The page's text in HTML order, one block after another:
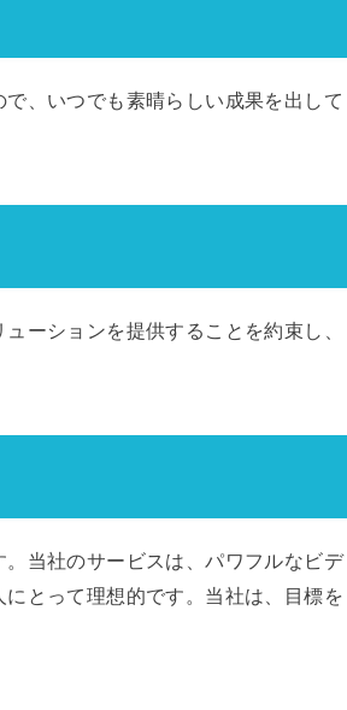
、いつでも素晴らしい成果を出して
ーションを提供することを約束し、
当社のサービスは、パワフルなビデ
とって理想的です。当社は、目標を